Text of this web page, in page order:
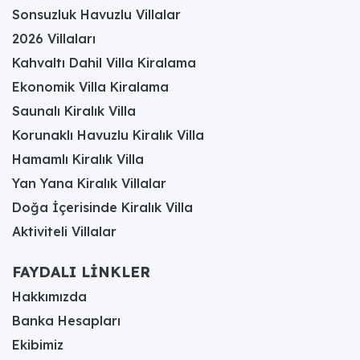
Korunaklı Havuzdan
Jakuziye: Muhafazakar
Balayı Villalarını Özel
Kılan Ayrıcalıklar
Nelerdir?
Muhafazakar balayı villalarını, standart
konaklama seçeneklerinden ayıran ve yeni evli
çiftlere eşsiz bir deneyim sunan en temel ayrıcalık,
şüphesiz "korunaklı havuz" konseptidir. Bu
villalardaki havuz ve güneşlenme alanları, yüksek
düzenlemeleriyle dışarıdan hiçbir şekilde
görünmeyecek şekilde tamamen izole edilmiştir.
Bu durum, çiftlerin havuz keyfini çıkarırken,
güneşlenirken veya teraslarında yemek yerken
mutlak bir mahremiyet ve özgürlük içinde
olmalarını sağlar; geleneksel otellerdeki veya
Sonsuzluk Havuzlu Villalar
2026 Villaları
Kahvaltı Dahil Villa Kiralama
Ekonomik Villa Kiralama
Saunalı Kiralık Villa
Korunaklı Havuzlu Kiralık Villa
Hamamlı Kiralık Villa
Yan Yana Kiralık Villalar
Doğa İçerisinde Kiralık Villa
Aktiviteli Villalar
FAYDALI LİNKLER
Hakkımızda
Banka Hesapları
Ekibimiz